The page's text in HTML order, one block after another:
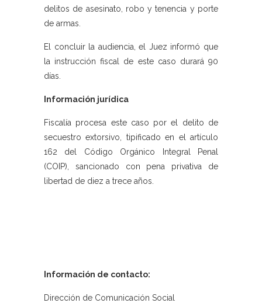
delitos de asesinato, robo y tenencia y porte
de armas.
El concluir la audiencia, el Juez informó que
la instrucción fiscal de este caso durará 90
días.
Información jurídica
Fiscalía procesa este caso por el delito de
secuestro extorsivo, tipificado en el artículo
162 del Código Orgánico Integral Penal
(COIP), sancionado con pena privativa de
libertad de diez a trece años.
Información de contacto:
Dirección de Comunicación Social